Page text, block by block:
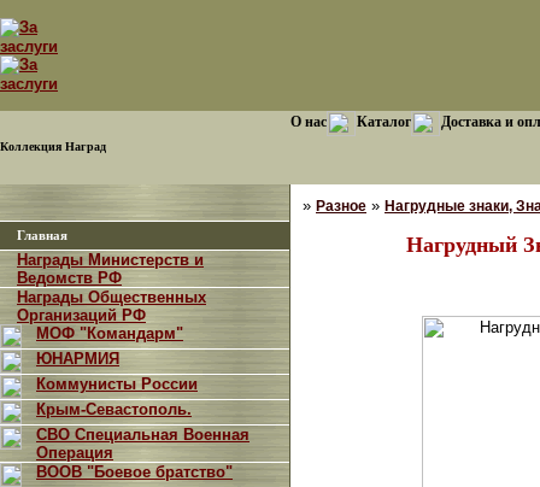
Коллекция Наград
О нас Каталог Доставка и
Главная
Награды Министерств и
Ведомств РФ
Награды Общественных
Организаций РФ
МОФ "Командарм"
ЮНАРМИЯ
Коммунисты России
Крым-Севастополь.
СВО Специальная Военная
Операция
ВООВ "Боевое братство"
» Разное » Нагрудные знаки,
Нагрудный